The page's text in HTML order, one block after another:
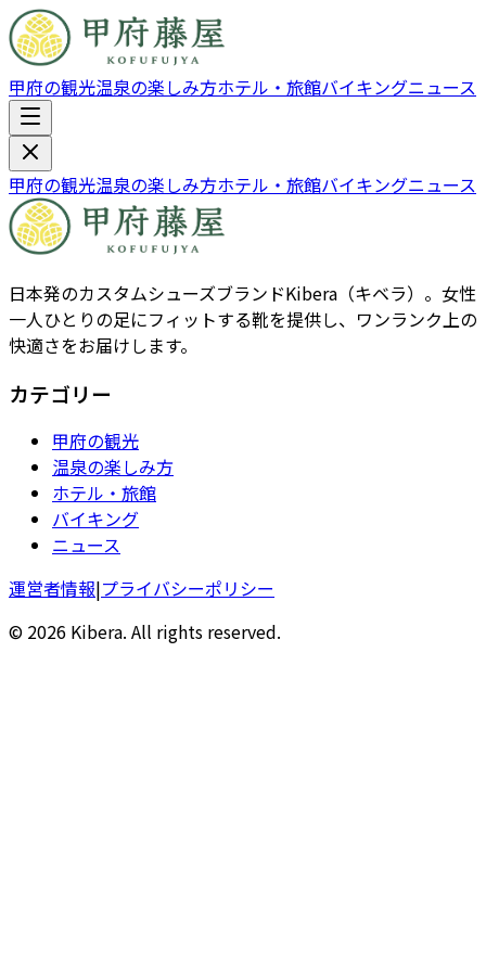
甲府の観光温泉の楽しみ方ホテル・旅館バイキングニュース
甲府の観光温泉の楽しみ方ホテル・旅館バイキングニュース
日本発のカスタムシューズブランドKibera（キベラ）。女性
一人ひとりの足にフィットする靴を提供し、ワンランク上の
快適さをお届けします。
カテゴリー
甲府の観光
温泉の楽しみ方
ホテル・旅館
バイキング
ニュース
運営者情報|プライバシーポリシー
© 2026 Kibera. All rights reserved.